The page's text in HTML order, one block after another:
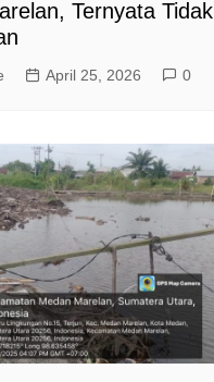
Ternyata Tidak
April 25, 2026 0